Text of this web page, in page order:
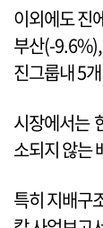
이외에도 진
부산(-
진그룹내 5
시장에서는
소되지 않는
특히 지배구